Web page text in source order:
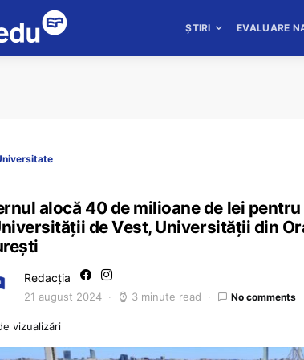
ȘTIRI EVALUARE
alocă 40 de milioane de lei
de Vest, Universității din
Redacția
21 august 2024 3 minute read No comments
vizualizări